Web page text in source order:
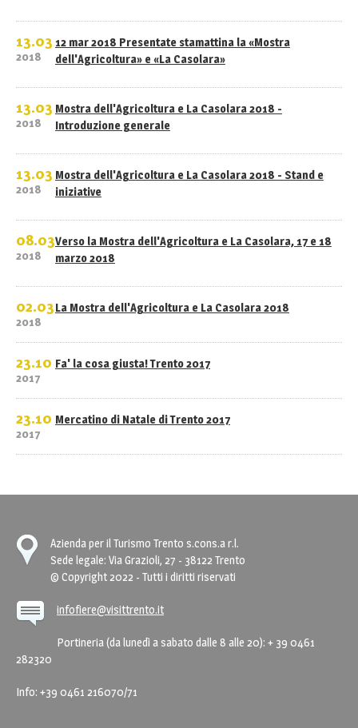
13.03
2018
12 mar 2018 Presentate stamattina la «Mostra
dell'Agricoltura» e «La Casolara»
13.03
2018
Mostra dell'Agricoltura e La Casolara 2018 -
Introduzione generale
13.03
2018
Mostra dell'Agricoltura e La Casolara 2018 - Stand e
iniziative
08.03
2018
Verso la Mostra dell'Agricoltura e La Casolara, 17 e 18
marzo 2018
02.03
2018
La Mostra dell'Agricoltura e La Casolara 2018
23.10
2017
Fa' la cosa giusta! Trento 2017
23.10
2017
Mercatino di Natale di Trento 2017
Azienda per il Turismo Trento s.cons.a r.l.
Sede legale: Via Grazioli, 27 - 38122 Trento
© Copyright 2022 - Tutti i diritti riservati
infofiere@visittrento.it
Portineria (da lunedì a sabato dalle 8 alle 20): + 39 0461
282320
Info: +39 0461 216070/71